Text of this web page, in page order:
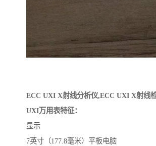
ECC UXI X射线分析仪,ECC UXI X射线
UXI万用表特征：
显示
7英寸（177.8毫米）平板电脑